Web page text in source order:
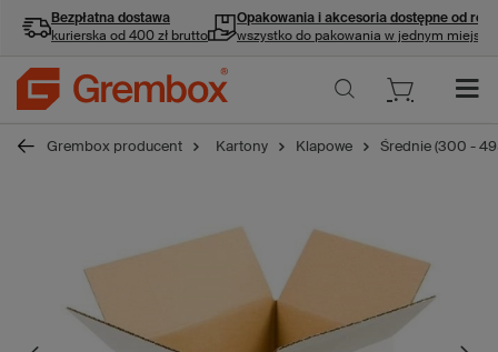
Bezpłatna dostawa
kurierska od 400 zł brutto
Opakowania i akcesoria dostępne od ręki
wszystko do pakowania w jednym miejscu
Grembox producent Kartony Klapowe Średnie (300 -